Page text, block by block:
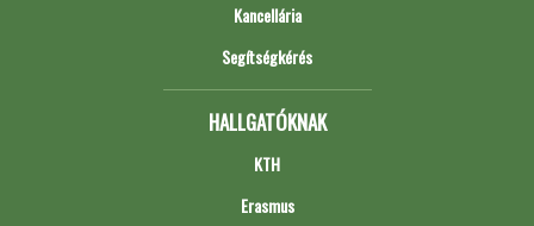
Kancellária
Segítségkérés
HALLGATÓKNAK
KTH
Erasmus